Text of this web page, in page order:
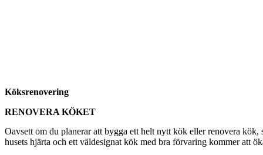
Köksrenovering
RENOVERA KÖKET
Oavsett om du planerar att bygga ett helt nytt kök eller renovera
husets hjärta och ett väldesignat kök med bra förvaring kommer att